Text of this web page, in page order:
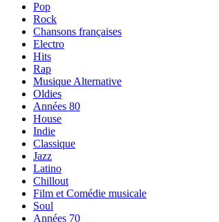
Pop
Rock
Chansons françaises
Electro
Hits
Rap
Musique Alternative
Oldies
Années 80
House
Indie
Classique
Jazz
Latino
Chillout
Film et Comédie musicale
Soul
Années 70